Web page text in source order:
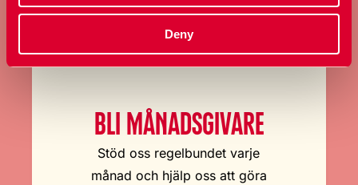
Deny
BLI MÅNADSGIVARE
Stöd oss regelbundet varje
månad och hjälp oss att göra